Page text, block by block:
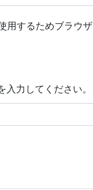
用するためブラウ
入力してください。